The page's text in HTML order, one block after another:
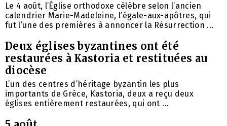
Le 4 août, l’Église orthodoxe célèbre selon l’ancien
calendrier Marie-Madeleine, l’égale-aux-apôtres, qui
fut l’une des premières à annoncer la Résurrection ...
Deux églises byzantines ont été
restaurées à Kastoria et restituées au
diocèse
L’un des centres d’héritage byzantin les plus
importants de Grèce, Kastoria, deux a reçu deux
églises entièrement restaurées, qui ont ...